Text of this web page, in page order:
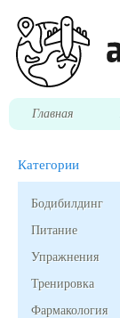
Главная
Категории
Бодибилдинг
Питание
Упражнения
Тренировка
Фармакология